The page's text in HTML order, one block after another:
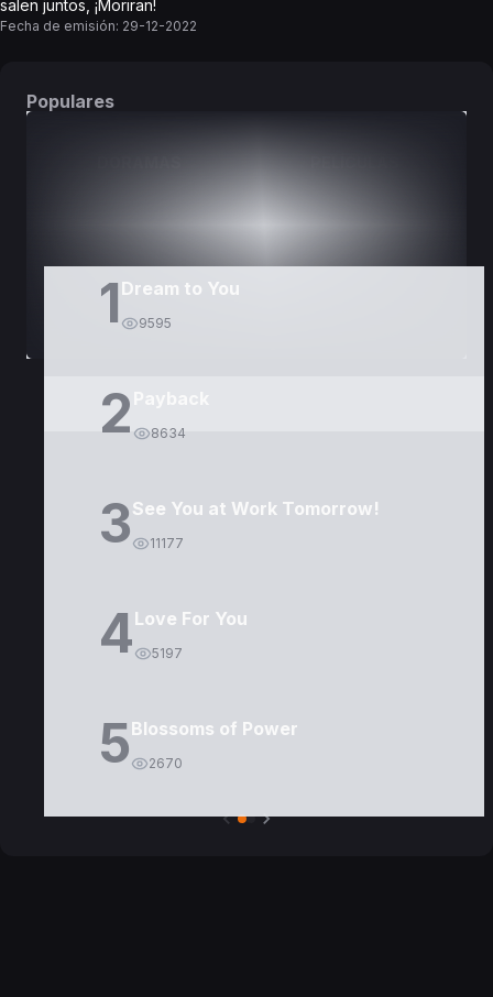
salen juntos, ¡Moriran!
Fecha de emisión: 29-12-2022
Populares
1 Dream to You
9595
2 8634
3See You at Work Tomorrow!
11177
4Love For You
5197
5Blossoms of Power
2670